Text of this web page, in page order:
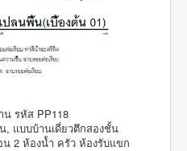
รหัส PP118
, แบบบ้านเดี่ยวตึกสองชั้น
2 ห้องน้ำ ครัว ห้องรับแขก